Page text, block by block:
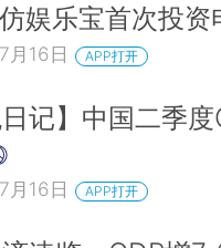
娱乐宝首次投资
月16日 APP打开
日记】中国二季
月16日 APP打开